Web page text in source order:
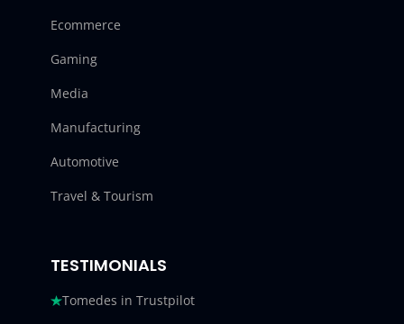
Ecommerce
Gaming
Media
Manufacturing
Automotive
Travel & Tourism
TESTIMONIALS
Tomedes in Trustpilot